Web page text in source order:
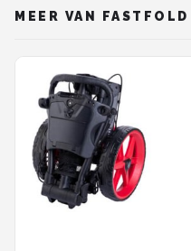
MEER VAN FASTFOLD